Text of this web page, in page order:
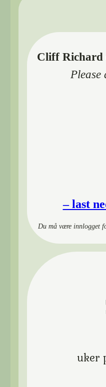
Cliff Richard
Please
– last
Du må være innlogget
uker